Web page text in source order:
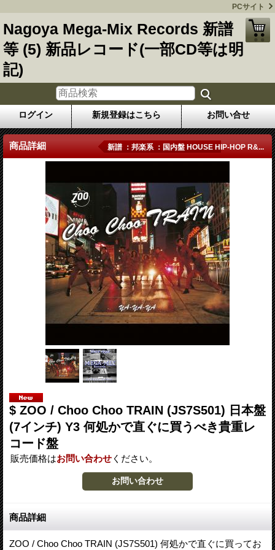
PCサイト
Nagoya Mega-Mix Records 新譜
等 (5) 新品レコード(一部CD等は明
記)
ログイン 新規登録はこちら お問い合せ
商品詳細 新譜 ：邦楽系 ：国内盤 HOUSE HIP-HOP R&...
$ ZOO / Choo Choo TRAIN (JS7S501) 日本盤
(7インチ) Y3 何処かで直ぐに買うべき貴重レ
コード盤
販売価格はお問い合わせ ください。
商品詳細
ZOO / Choo Choo TRAIN (JS7S501) 何処かで直ぐに買ってお